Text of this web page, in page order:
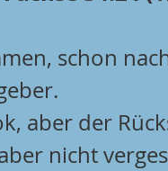
schon
aber der
nicht